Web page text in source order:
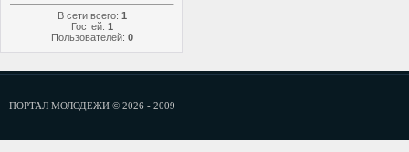
В сети всего: 1
Гостей: 1
Пользователей: 0
ПОРТАЛ МОЛОДЕЖИ © 2026 - 2009